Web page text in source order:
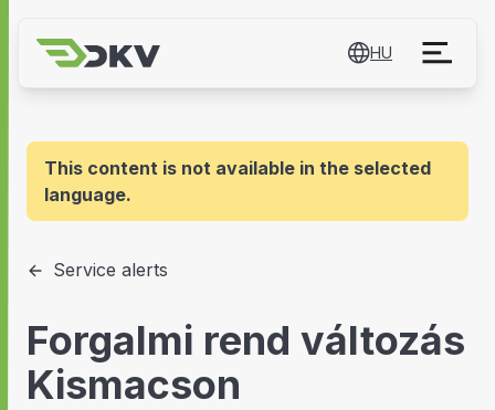
HU
This content is not available in the selected
language.
Service alerts
Forgalmi rend változás
Kismacson